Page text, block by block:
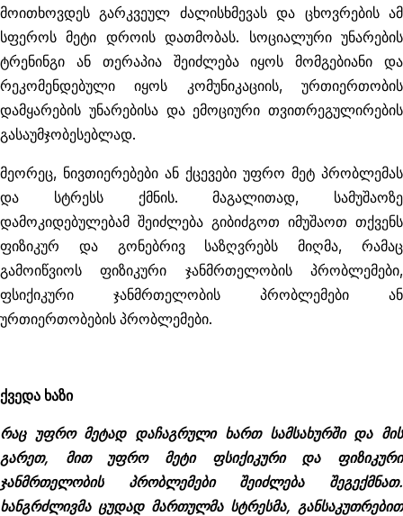
მოითხოვდეს გარკვეულ ძალისხმევას და ცხოვრების ამ
სფეროს მეტი დროის დათმობას. სოციალური უნარების
ტრენინგი ან თერაპია შეიძლება იყოს მომგებიანი და
რეკომენდებული იყოს კომუნიკაციის, ურთიერთობის
დამყარების უნარებისა და ემოციური თვითრეგულირების
გასაუმჯობესებლად.
მეორეც, ნივთიერებები ან ქცევები უფრო მეტ პრობლემას
და სტრესს ქმნის. მაგალითად, სამუშაოზე
დამოკიდებულებამ შეიძლება გიბიძგოთ იმუშაოთ თქვენს
ფიზიკურ და გონებრივ საზღვრებს მიღმა, რამაც
გამოიწვიოს ფიზიკური ჯანმრთელობის პრობლემები,
ფსიქიკური ჯანმრთელობის პრობლემები ან
ურთიერთობების პრობლემები.
ქვედა ხაზი
რაც უფრო მეტად დაჩაგრული ხართ სამსახურში და მის
გარეთ, მით უფრო მეტი ფსიქიკური და ფიზიკური
ჯანმრთელობის პრობლემები შეიძლება შეგექმნათ.
ხანგრძლივმა ცუდად მართულმა სტრესმა, განსაკუთრებით